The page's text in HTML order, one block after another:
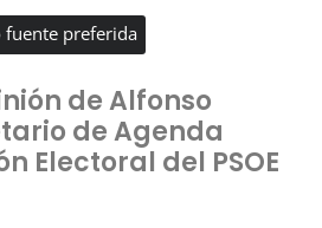
fuente preferida
de Alfonso
de Agenda
Electoral del PSOE